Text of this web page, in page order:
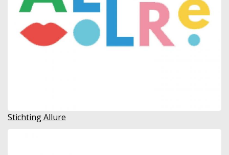
Stichting Allure